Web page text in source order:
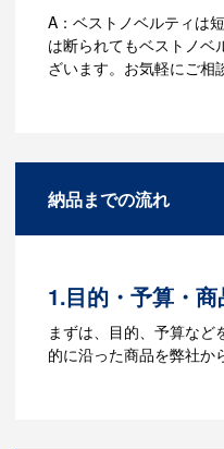
A：ベストノベルティは
は断られてもベストノベ
ざいます。お気軽にご相
があります。Adobe
Q：ウェブサイ
ていないオリジ
納品までの流れ
1.目的・予算・
まずは、目的、予算など
的に沿った商品を弊社か